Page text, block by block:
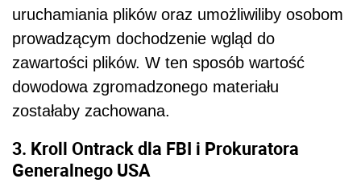
uruchamiania plików oraz umożliwiliby osobom
prowadzącym dochodzenie wgląd do
zawartości plików. W ten sposób wartość
dowodowa zgromadzonego materiału
zostałaby zachowana.
3. Kroll Ontrack dla FBI i Prokuratora
Generalnego USA